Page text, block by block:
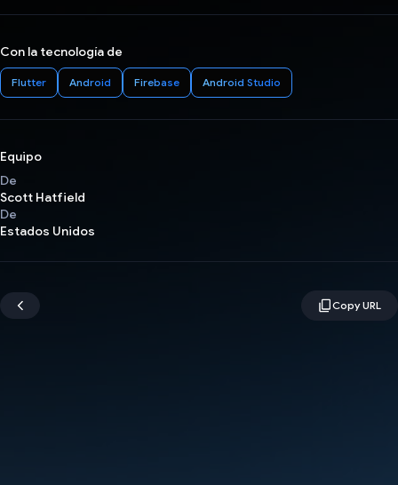
Con la tecnología de
Flutter Android Firebase Android Studio
Equipo
De
Scott Hatfield
De
Estados Unidos